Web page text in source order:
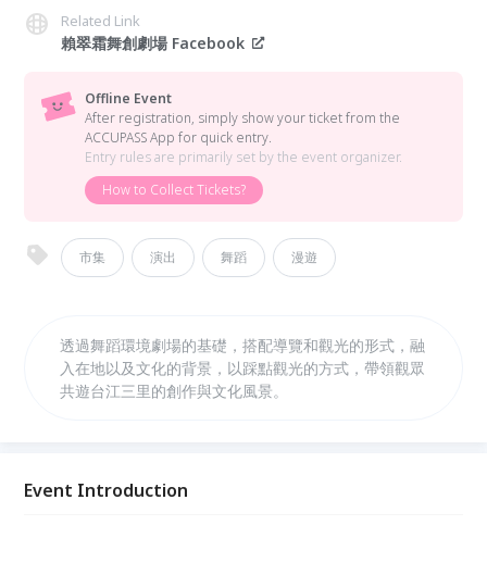
Related Link
賴翠霜舞創劇場 Facebook
Offline Event
After registration, simply show your ticket from the
ACCUPASS App for quick entry.
Entry rules are primarily set by the event organizer.
How to Collect Tickets?
市集 演出 舞蹈 漫遊
透過舞蹈環境劇場的基礎，搭配導覽和觀光的形式，融
入在地以及文化的背景，以踩點觀光的方式，帶領觀眾
共遊台江三里的創作與文化風景。
Event Introduction